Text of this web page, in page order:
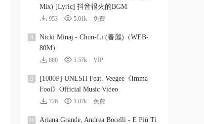
Mix) [Lyric] 抖音很火的BGM
953 5.01k 免費
8
Nicki Minaj - Chun-Li (春麗)（WEB-
80M）
880 3.57k VIP
9
[1080P] UNLSH Feat. Veegee《Imma
Fool》Official Music Video
726 1.87k 免費
10
Ariana Grande, Andrea Bocelli - E Più Ti